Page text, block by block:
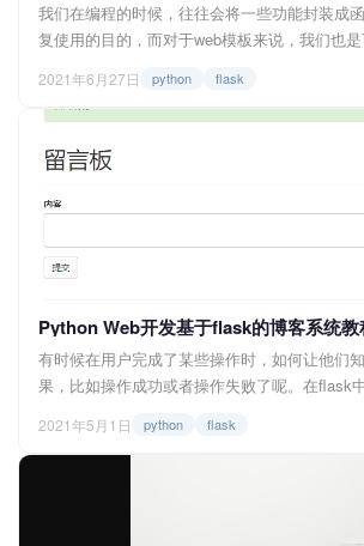
我们在编程的时候，往往会将一些功能封装成
复使用的目的，而对于web模板来说，我们也
之前有讲过，先写好一个基础的页面模板（如
的模板在这个基础模板上继承拓展，就可以减
码的工作了。 <...
2021年6月27日 python flask
有时候在用户完成了某些操作时，如何让他们
果，比如操作成功或者操作失败了呢。在flask
息，让客户端在下一次请求时获得flash的内容
2021年5月1日 python flask